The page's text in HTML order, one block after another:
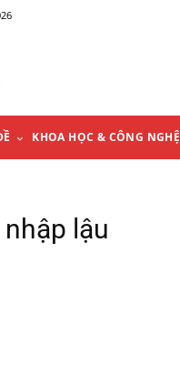
KHOA HỌC & CÔNG NGHỆ
lậu